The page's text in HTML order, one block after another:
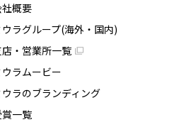
概要
ウラグループ(海外・国内)
・営業所一覧
ウラムービー
ウラのブランディング
賞一覧